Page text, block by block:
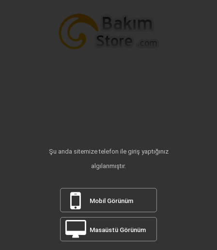
Şu anda sitemize telefon ile giriş yaptığınız
algılanmıştır.
Mobil Görünüm
Masaüstü Görünüm